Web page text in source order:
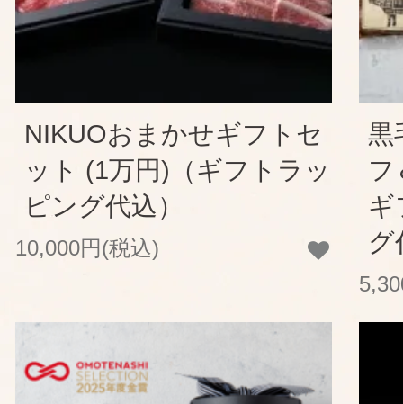
NIKUOおまかせギフトセ
ット (1万円)（ギフトラッ
ピング代込）
10,000円(税込)
黒
フ
ギ
グ